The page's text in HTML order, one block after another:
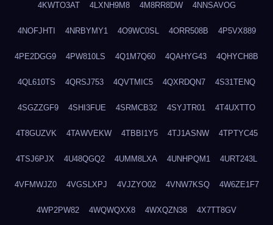
4KWTO3AT 4LXNH9M8 4M8RR8DW 4NNSAVOG
4NOFJHTI 4NRBYMY1 4O9WC0SL 4ORR508B 4P5VX889
4PE2DGG9 4PW810LS 4Q1M7Q60 4QAHYG43 4QHYCH8B
4QL610TS 4QRSJ753 4QVTMIC5 4QXRDQN7 4S31TENQ
4SGZZGF9 4SHI3FUE 4SRMCB32 4SYJTR01 4T4UXTTO
4T8GUZVK 4TAWVEKW 4TBBI1Y5 4TJ1ASNW 4TPTYC45
4TSJ6PJX 4U48QGQ2 4UMM8LXA 4UNHPQM1 4URT243L
4VFMWJZ0 4VGSLXPJ 4VJZYO02 4VNW7KSQ 4W6ZE1F7
4WP2PW82 4WQWQXX8 4WXQZN38 4X7TT8GV